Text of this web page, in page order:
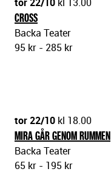
CROSS
Backa Teater
95 kr - 285 kr
tor 22/10 kl 18.00
MIRA GÅR GENOM RUMMEN
Backa Teater
65 kr - 195 kr